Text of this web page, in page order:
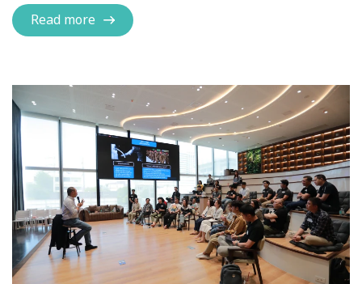
Read more